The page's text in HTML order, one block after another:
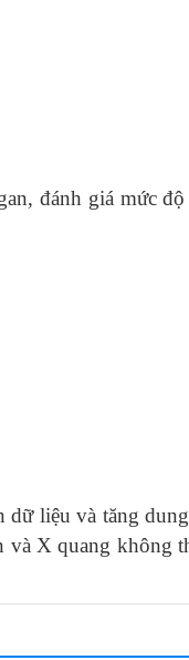
đánh giá mức độ
liệu và tăng
và X quang không